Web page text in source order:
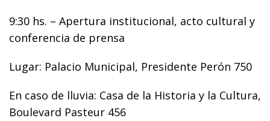
9:30 hs. – Apertura institucional, acto cultural y
conferencia de prensa
Lugar: Palacio Municipal, Presidente Perón 750
En caso de lluvia: Casa de la Historia y la Cultura,
Boulevard Pasteur 456